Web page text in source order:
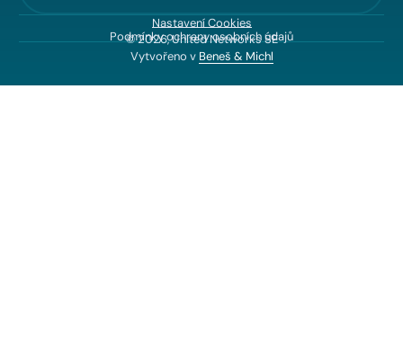
Nastavení Cookies
Podmínky ochrany osobních údajů
© 2026, United Networks SE
Vytvořeno v Beneš & Michl